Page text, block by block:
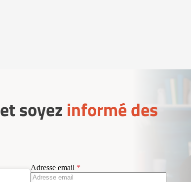
et soyez informé des
Adresse email